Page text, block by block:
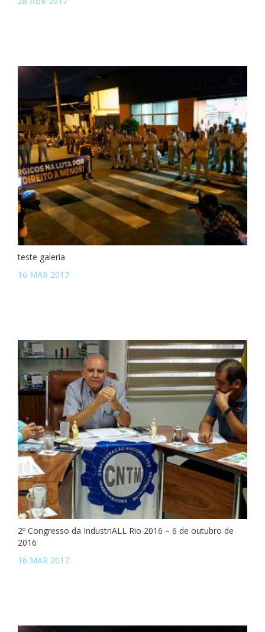
teste galeria
16 MAR 2017
2º Congresso da IndustriALL Rio 2016 – 6 de outubro de
2016
16 MAR 2017